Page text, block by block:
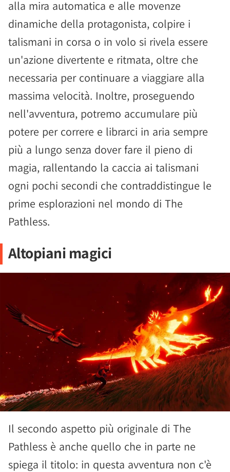
alla mira automatica e alle movenze
dinamiche della protagonista, colpire i
talismani in corsa o in volo si rivela essere
un'azione divertente e ritmata, oltre che
necessaria per continuare a viaggiare alla
massima velocità. Inoltre, proseguendo
nell'avventura, potremo accumulare più
potere per correre e librarci in aria sempre
più a lungo senza dover fare il pieno di
magia, rallentando la caccia ai talismani
ogni pochi secondi che contraddistingue le
prime esplorazioni nel mondo di The
Pathless.
Altopiani magici
Il secondo aspetto più originale di The
Pathless è anche quello che in parte ne
spiega il titolo: in questa avventura non c'è